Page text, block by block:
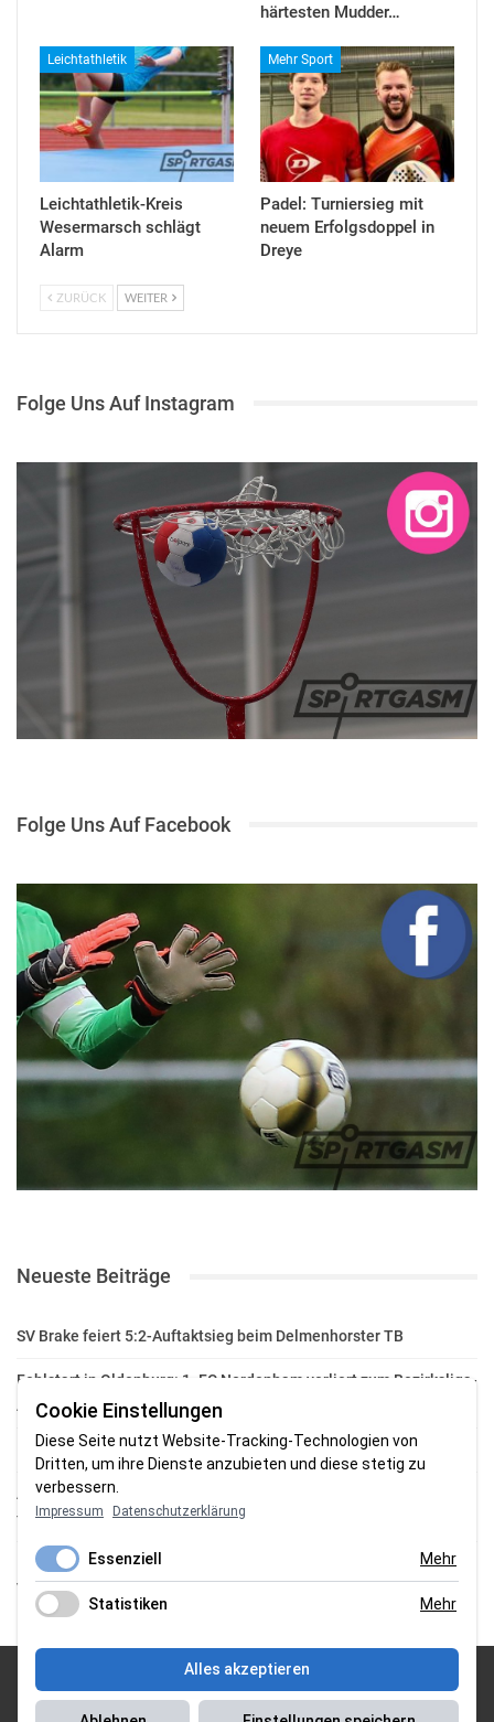
härtesten Mudder…
Leichtathletik
Leichtathletik-Kreis
Wesermarsch schlägt
Alarm
Mehr Sport
Padel: Turniersieg mit
neuem Erfolgsdoppel in
Dreye
ZURÜCK WEITER
Folge Uns Auf Instagram
Folge Uns Auf Facebook
Neueste Beiträge
SV Brake feiert 5:2-Auftaktsieg beim Delmenhorster TB
Fehlstart in Oldenburg: 1. FC Nordenham verliert zum Bezirksliga-
Auftakt
Fußball in der Wesermarsch: Die Bilder vom Wochenende
Aufstieg geschafft: HSG-Unterweser-C-Jugend macht sich bereit
für die Oberliga
HSG Unterweser startet mit neuem Torwarttrainer in die
Vorbereitung
© 2026 Sportgasm . All Rights Reserved.
Cookie Einstellungen
Diese Seite nutzt Website-Tracking-Technologien von
Dritten, um ihre Dienste anzubieten und diese stetig zu
verbessern.
Impressum Datenschutzerklärung
Essenziell Mehr
Statistiken Mehr
Alles akzeptieren